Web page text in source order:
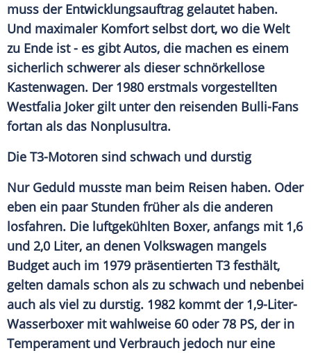
muss der Entwicklungsauftraggelautet haben.
Und maximaler Komfort selbst dort, wo die Welt
zu Ende ist - es gibt Autos, die machen es einem
sicherlich schwerer als dieser schnörkellose
Kastenwagen. Der 1980 erstmals vorgestellten
Westfalia Jokergilt unter den reisenden Bulli-Fans
fortan als das Nonplusultra.
Die T3-Motoren sind schwach und durstig
Nur Geduld musste man beim Reisen haben. Oder
eben ein paar Stunden früher als die anderen
losfahren. Die luftgekühlten Boxer, anfangs mit 1,6
und 2,0 Liter, an denen Volkswagen mangels
Budget auch im 1979 präsentierten T3 festhält,
gelten damals schon als zu schwach und nebenbei
auch als viel zu durstig. 1982 kommt der 1,9-Liter-
Wasserboxer mit wahlweise 60 oder 78 PS, der in
Temperament und Verbrauch jedoch nur eine